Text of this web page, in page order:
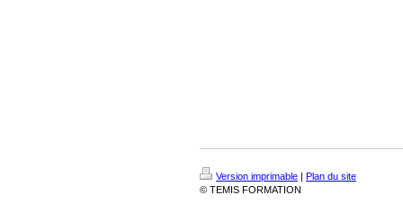
Version imprimable | Plan du site
© TEMIS FORMATION